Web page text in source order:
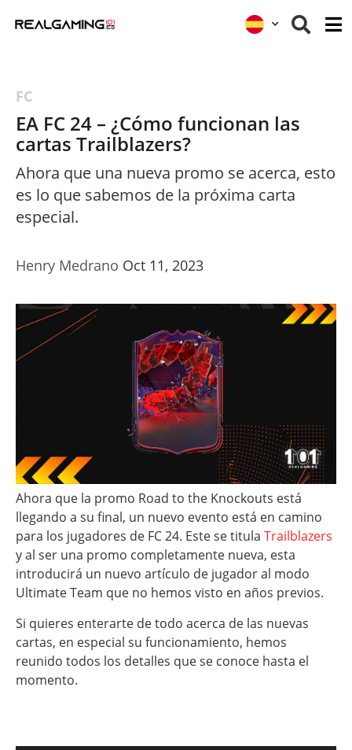
FC
EA FC 24 – ¿Cómo funcionan las
cartas Trailblazers?
Ahora que una nueva promo se acerca, esto
es lo que sabemos de la próxima carta
especial.
Henry Medrano Oct 11, 2023
Ahora que la promo Road to the Knockouts está
llegando a su final, un nuevo evento está en camino
para los jugadores de FC 24. Este se titula Trailblazers
y al ser una promo completamente nueva, esta
introducirá un nuevo artículo de jugador al modo
Ultimate Team que no hemos visto en años previos.
Si quieres enterarte de todo acerca de las nuevas
cartas, en especial su funcionamiento, hemos
reunido todos los detalles que se conoce hasta el
momento.